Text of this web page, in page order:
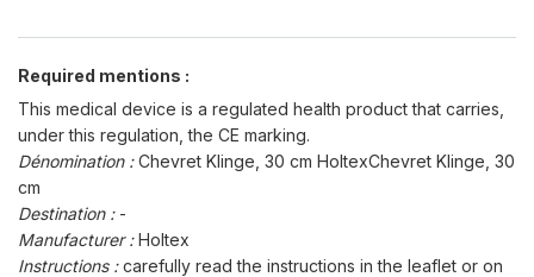
Required mentions :
This medical device is a regulated health product that carries,
under this regulation, the CE marking.
Dénomination :Chevret Klinge, 30 cm HoltexChevret Klinge, 30
cm
Destination : -
Manufacturer :Holtex
Instructions :carefully read the instructions in the leaflet or on